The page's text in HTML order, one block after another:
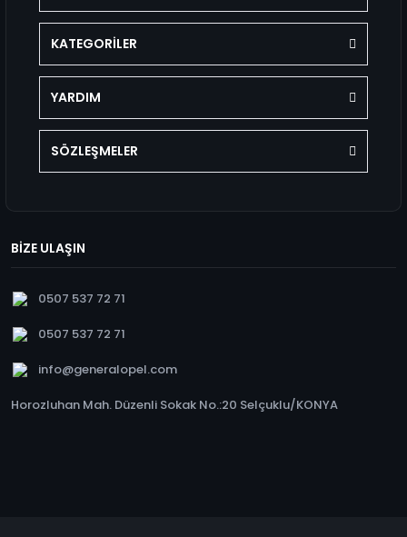
KATEGORİLER
YARDIM
SÖZLEŞMELER
BİZE ULAŞIN
0507 537 72 71
0507 537 72 71
info@generalopel.com
Horozluhan Mah. Düzenli Sokak No.:20 Selçuklu/KONYA